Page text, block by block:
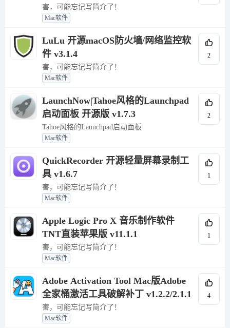
害，可能忘记写简介了！
Mac软件
LuLu 开源macOS防火墙/网络监控软
件 v3.1.4
害，可能忘记写简介了！
Mac软件
2
LaunchNow|Tahoe风格的Launchpad
启动面板 开源版 v1.7.3
Tahoe风格的Launchpad启动面板
Mac软件
2
QuickRecorder 开源轻量屏幕录制工
具 v1.6.7
害，可能忘记写简介了！
Mac软件
1
Apple Logic Pro X 音乐制作软件
TNT直装苹果版 v11.1.1
害，可能忘记写简介了！
Mac软件
1
Adobe Activation Tool Mac版Adobe
全家桶激活工具破解补丁 v1.2.2/2.1.1
害，可能忘记写简介了！
Mac软件
4